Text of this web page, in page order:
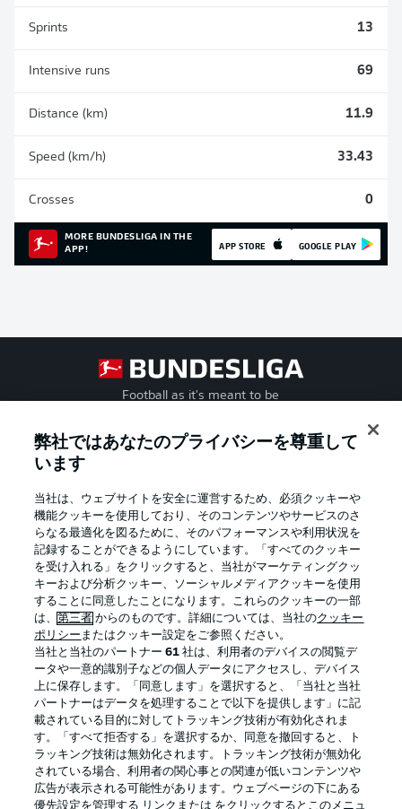
Sprints 13
Intensive runs 69
Distance (km) 11.9
Speed (km/h) 33.43
Crosses 0
MORE BUNDESLIGA IN THE
APP!
APP STORE GOOGLE PLAY
Football as it's meant to be
Official Partners
プライバシー・ポリシー 優先設定を管理する
弊社ではあなたのプライバシーを尊重して
います
当社は、ウェブサイトを安全に運営するため、必須クッキーや
機能クッキーを使用しており、そのコンテンツやサービスのさ
らなる最適化を図るために、そのパフォーマンスや利用状況を
記録することができるようにしています。「すべてのクッキー
を受け入れる」をクリックすると、当社がマーケティングクッ
キーおよび分析クッキー、ソーシャルメディアクッキーを使用
することに同意したことになります。これらのクッキーの一部
は、第三者 からのものです。詳細については、当社のクッキー
ポリシー またはクッキー設定をご参照ください。
当社と当社のパートナー61 社は、利用者のデバイスの閲覧デ
ータや一意的識別子などの個人データにアクセスし、デバイス
上に保存します。「同意します」を選択すると、「当社と当社
パートナーはデータを処理することで以下を提供します」に記
載されている目的に対してトラッキング技術が有効化されま
す。「すべて拒否する」を選択するか、同意を撤回すると、ト
ラッキング技術は無効化されます。トラッキング技術が無効化
されている場合、利用者の関心事との関連が低いコンテンツや
広告が表示される可能性があります。ウェブページの下にある
優先設定を管理する リンクまたは をクリックするとこのメニュ